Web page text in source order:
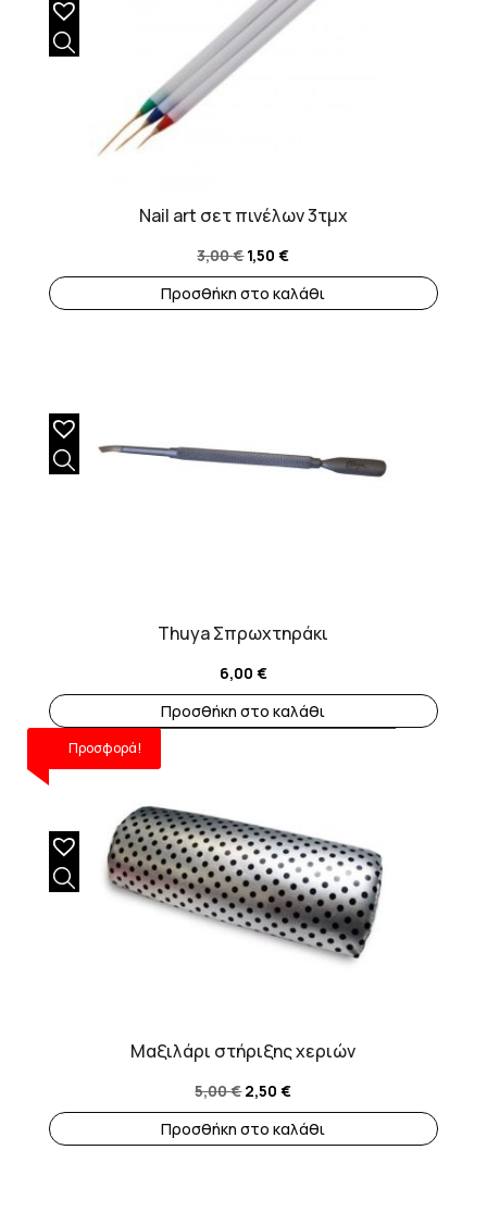
Nail art σετ πινέλων 3τμχ
3,00€Original
price
was:
1,50€Η
τρέχουσα
τιμή
Προσθήκη στο καλάθι
Thuya Σπρωχτηράκι
6,00 €
Προσθήκη στο καλάθι
Προσφορά!
Μαξιλάρι στήριξης χεριών
5,00€Original
price
was:
2,50€Η
τρέχουσα
τιμή
Προσθήκη στο καλάθι